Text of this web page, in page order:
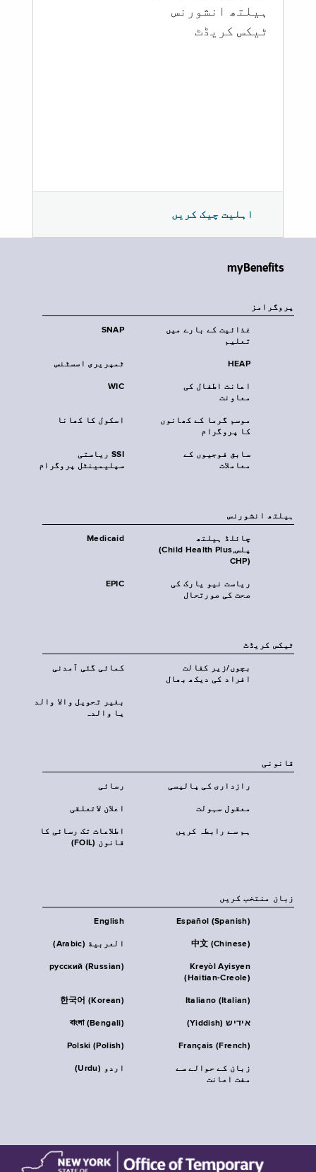
‏ہیلتھ انشورنس
ٹیکس کریڈٹ
اہلیت چیک کریں
myBenefits
پروگرامز
SNAP
غذائیت کے بارے میں
تعلیم
ٹمپریری اسسٹنس HEAP
WIC
اعانت اطفال کی
معاونت
اسکول کا کھانا
موسم گرما کے کھانوں
کا پروگرام
SSI ریاستی
سپلیمینٹل پروگرام
سابق فوجیوں کے
معاملات
‏ہیلتھ انشورنس
Medicaid
چائلڈ ہیلتھ
پلس‎(Child Health Plus,
CHP)‎
EPIC
ریاست نیو یارک کی
صحت کی صورتحال
ٹیکس کریڈٹ
کمائی گئی آمدنی
بچوں/زیر کفالت
افراد کی دیکھ بھال
بغیر تحویل والا والد
یا والدہ
قانونی
رسائی رازداری کی پالیسی
اعلان لاتعلقی معقول سہولت
اطلاعات تک رسائی کا
قانون (FOIL)
ہم سے رابطہ کریں
زبان منتخب کریں
English Español (Spanish)
العربية (Arabic) 中文 (Chinese)
русский (Russian)
Kreyòl Ayisyen
(Haitian-Creole)
한국어 (Korean) Italiano (Italian)
বাংলা (Bengali) אידיש (Yiddish)
Polski (Polish) Français (French)
اردو (Urdu)
زبان کے حوالے سے
مفت اعانت